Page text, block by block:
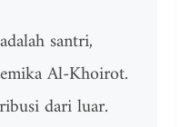
santri,
Al-Khoirot.
dari luar.